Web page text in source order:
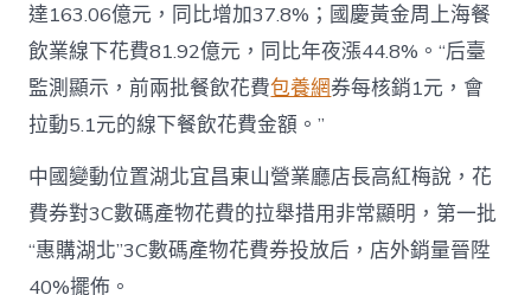
達163.06億元，同比增加37.8%；國慶黃金周上海餐
飲業線下花費81.92億元，同比年夜漲44.8%。“后臺
監測顯示，前兩批餐飲花費包養網券每核銷1元，會
拉動5.1元的線下餐飲花費金額。”
中國變動位置湖北宜昌東山營業廳店長高紅梅說，花
費券對3C數碼產物花費的拉舉措用非常顯明，第一批
“惠購湖北”3C數碼產物花費券投放后，店外銷量晉陞
40%擺佈。